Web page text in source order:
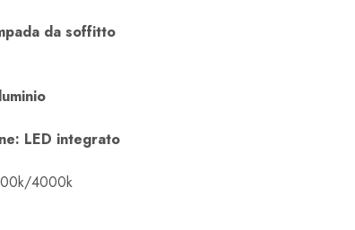
da soffitto
LED integrato
4000k